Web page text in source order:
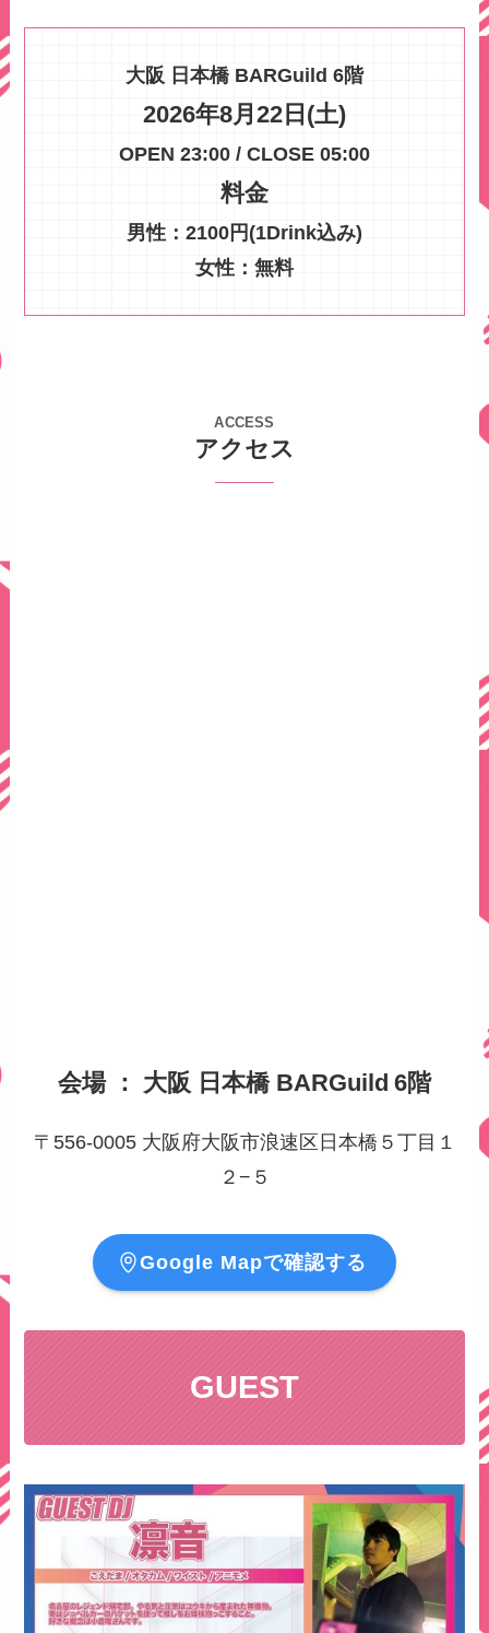
大阪 日本橋 BARGuild 6階
2026年8月22日(土)
OPEN 23:00 / CLOSE 05:00
料金
男性：2100円(1Drink込み)
女性：無料
ACCESS
アクセス
会場 ： 大阪 日本橋 BARGuild 6階
〒556-0005 大阪府大阪市浪速区日本橋５丁目１
２−５
Google Mapで確認する
GUEST